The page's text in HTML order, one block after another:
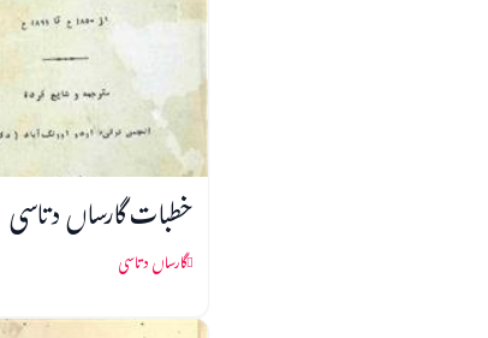
خطبات گارساں دتاسی
گارساں دتاسی